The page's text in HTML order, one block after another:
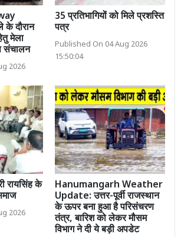
के दौरान
मेला
संचालन
2026
35 प्रतिभागियों को मिले प्रशस्ति
पत्र
Published On 04 Aug 2026
15:50:04
रायसिंह के
2026
Hanumangarh Weather
Update: उत्तर-पूर्वी राजस्थान
के ऊपर बना हुआ है परिसंचरण
तंत्र, बारिश को लेकर मौसम
विभाग ने दी ये बड़ी अपडेट